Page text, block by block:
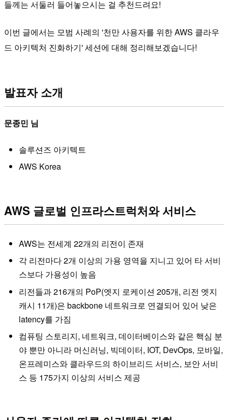
들께는 서둘러 들어놓으시는 걸 추천드려요!
이번 글에서는 모범 사례의 '천만 사용자를 위한 AWS 클라우
드 아키텍처 진화하기' 세션에 대해 정리해보겠습니다!
발표자 소개
문종민 님
솔루션즈 아키텍트
AWS Korea
AWS 글로벌 인프라스트럭처와 서비스
AWS는 전세계 22개의 리전이 존재
각 리전마다 2개 이상의 가용 영역을 지니고 있어 타 서비
스보다 가용성이 높음
리전들과 216개의 PoP(엣지 로케이션 205개, 리전 엣지
캐시 11개)은 backbone 네트워크로 연결되어 있어 낮은
latency를 가짐
컴퓨팅 스토리지, 네트워크, 데이터베이스와 같은 핵심 분
야 뿐만 아니라 머신러닝, 빅데이터, IOT, DevOps, 모바일,
온프레미스와 클라우드의 하이브리드 서비스, 보안 서비
스 등 175가지 이상의 서비스 제공